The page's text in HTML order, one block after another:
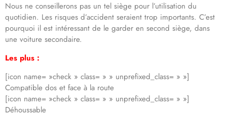
Nous ne conseillerons pas un tel siège pour l’utilisation du
quotidien. Les risques d’accident seraient trop importants. C’est
pourquoi il est intéressant de le garder en second siège, dans
une voiture secondaire.
Les plus :
[icon name= »check » class= » » unprefixed_class= » »]
Compatible dos et face à la route
[icon name= »check » class= » » unprefixed_class= » »]
Déhoussable